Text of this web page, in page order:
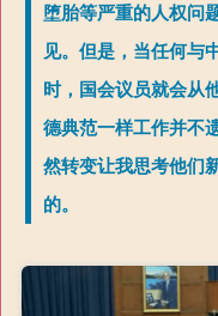
堕胎等严重的人权问
见。但是，当任何与
时，国会议员就会从
德典范一样工作并不
然转变让我思考他们
的。